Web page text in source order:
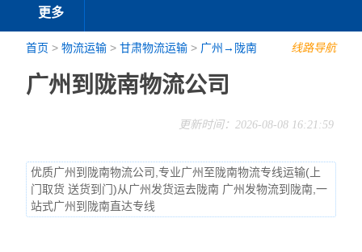
更多
线路导航
首页 >物流运输 >甘肃物流运输 > 广州→陇南
广州到陇南物流公司
更新时间：2026-08-08 16:21:59
优质广州到陇南物流公司,专业广州至陇南物流专线运输(上
门取货 送货到门)从广州发货运去陇南 广州发物流到陇南,一
站式广州到陇南直达专线